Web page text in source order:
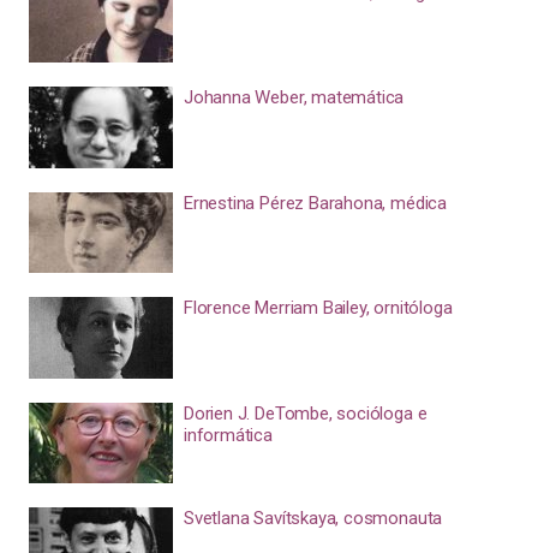
Johanna Weber, matemática
Ernestina Pérez Barahona, médica
Florence Merriam Bailey, ornitóloga
Dorien J. DeTombe, socióloga e
informática
Svetlana Savítskaya, cosmonauta